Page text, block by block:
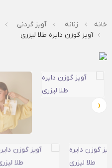
خانه زنانه آویز گردنی
آویز گوزن دایره طلا لیزری
‹